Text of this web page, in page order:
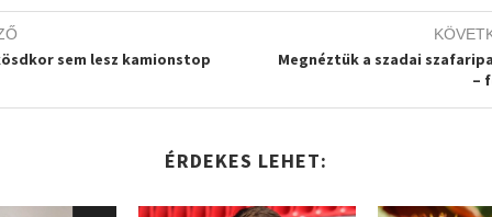
sem lesz kamionstop
Megnéztük a szadai
–
ÉRDEKES LEHET: